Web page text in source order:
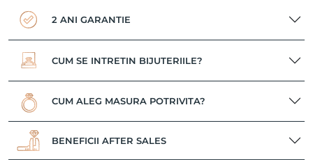
2 ANI GARANTIE
CUM SE INTRETIN BIJUTERIILE?
CUM ALEG MASURA POTRIVITA?
BENEFICII AFTER SALES